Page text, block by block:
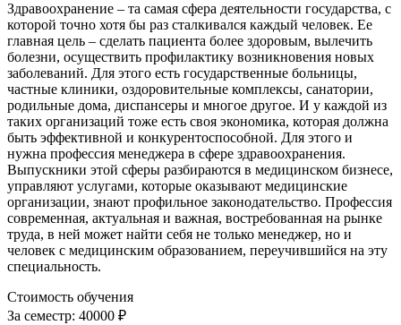
Здравоохранение – та самая сфера деятельности государства, с
которой точно хотя бы раз сталкивался каждый человек. Ее
главная цель – сделать пациента более здоровым, вылечить
болезни, осуществить профилактику возникновения новых
заболеваний. Для этого есть государственные больницы,
частные клиники, оздоровительные комплексы, санатории,
родильные дома, диспансеры и многое другое. И у каждой из
таких организаций тоже есть своя экономика, которая должна
быть эффективной и конкурентоспособной. Для этого и
нужна профессия менеджера в сфере здравоохранения.
Выпускники этой сферы разбираются в медицинском бизнесе,
управляют услугами, которые оказывают медицинские
организации, знают профильное законодательство. Профессия
современная, актуальная и важная, востребованная на рынке
труда, в ней может найти себя не только менеджер, но и
человек с медицинским образованием, переучившийся на эту
специальность.
Стоимость обучения
За семестр: 40000 ₽